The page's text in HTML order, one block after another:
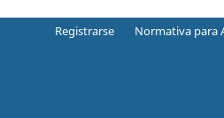
Registrarse Normativa para